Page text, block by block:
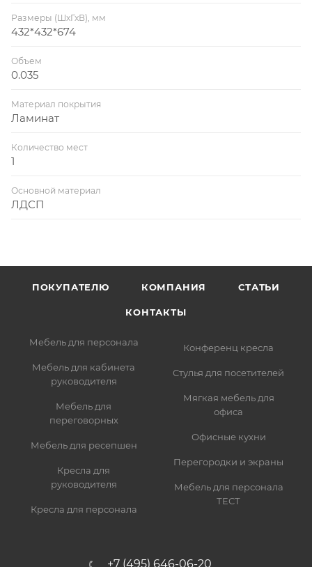
Размеры (ШхГхВ), мм
432*432*674
Объем
0.035
Материал покрытия
Ламинат
Количество мест
1
Основной материал
ЛДСП
ПОКУПАТЕЛЮ КОМПАНИЯ СТАТЬИ
КОНТАКТЫ
Мебель для персонала
Мебель для кабинета
руководителя
Мебель для
переговорных
Мебель для ресепшен
Кресла для
руководителя
Кресла для персонала
Конференц кресла
Стулья для посетителей
Мягкая мебель для
офиса
Офисные кухни
Перегородки и экраны
Мебель для персонала
ТЕСТ
+7 (495) 646-06-20